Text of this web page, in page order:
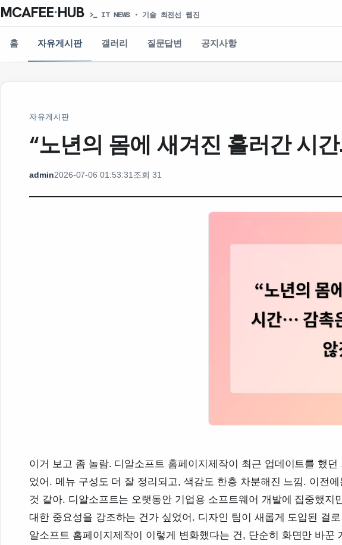
MCAFEE·HUB >_ IT NEWS · 기술 최전선 웹진
홈 자유게시판 갤러리 질문답변 공지사항
자유게시판
“노년의 몸에 새겨진 흘러간 시
admin2026-07-06 01:53:31 조회 31
이거 보고 좀 놀람. 디알소프트 홈페이지제작이 최근 업데이트를 했
었어. 메뉴 구성도 더 잘 정리되고, 색감도 한층 차분해진 느낌. 이전
것 같아. 디알소프트는 오랫동안 기업용 소프트웨어 개발에 집중했
대한 중요성을 강조하는 건가 싶었어. 디자인 팀이 새롭게 도입된 걸
알소프트 홈페이지제작이 이렇게 변화했다는 건, 단순히 화면만 바